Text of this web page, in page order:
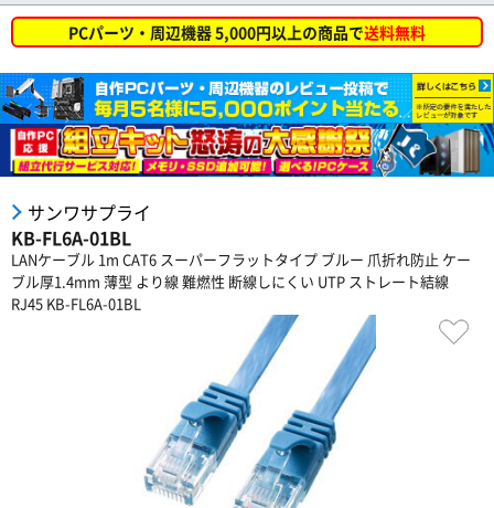
PCパーツ・周辺機器 5,000円以上の商品で送料無料
サンワサプライ
KB-FL6A-01BL
LANケーブル 1m CAT6 スーパーフラットタイプ ブルー 爪折れ防止 ケー
ブル厚1.4mm 薄型 より線 難燃性 断線しにくい UTP ストレート結線
RJ45 KB-FL6A-01BL